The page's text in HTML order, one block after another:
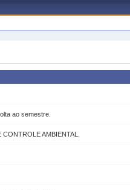
ao semestre.
AMBIENTAL.